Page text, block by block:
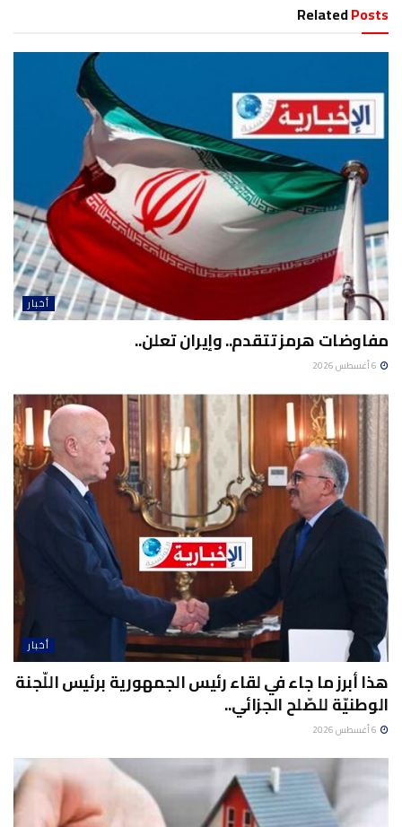
RelatedPosts
أخبار
مفاوضات هرمز تتقدم.. وإيران تعلن..
أخبار
هذا أبرز ما جاء في لقاء رئيس الجمهورية برئيس اللّجنة
الوطنيّة للصّلح الجزائي..